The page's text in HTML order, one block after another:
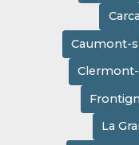
Caumont-
La